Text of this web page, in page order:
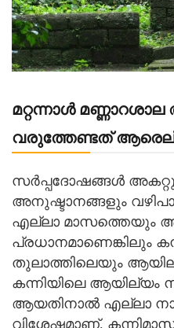
മറ്റന്നാൾ
വരുത്തേണ്ടത്
സർപ്പദോഷങ്ങൾ
അനുഷ്ടാനങ്ങളും
എല്ലാ മാസത്തെയും
പ്രധാനമാണെങ്കിലും
തുലാത്തിലെയും
കന്നിയിലെ ആയില്യം
ആയതിനാൽ എല്ലാ
വിശേഷമാണ്.